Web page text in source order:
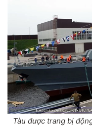
Tàu được trang bị